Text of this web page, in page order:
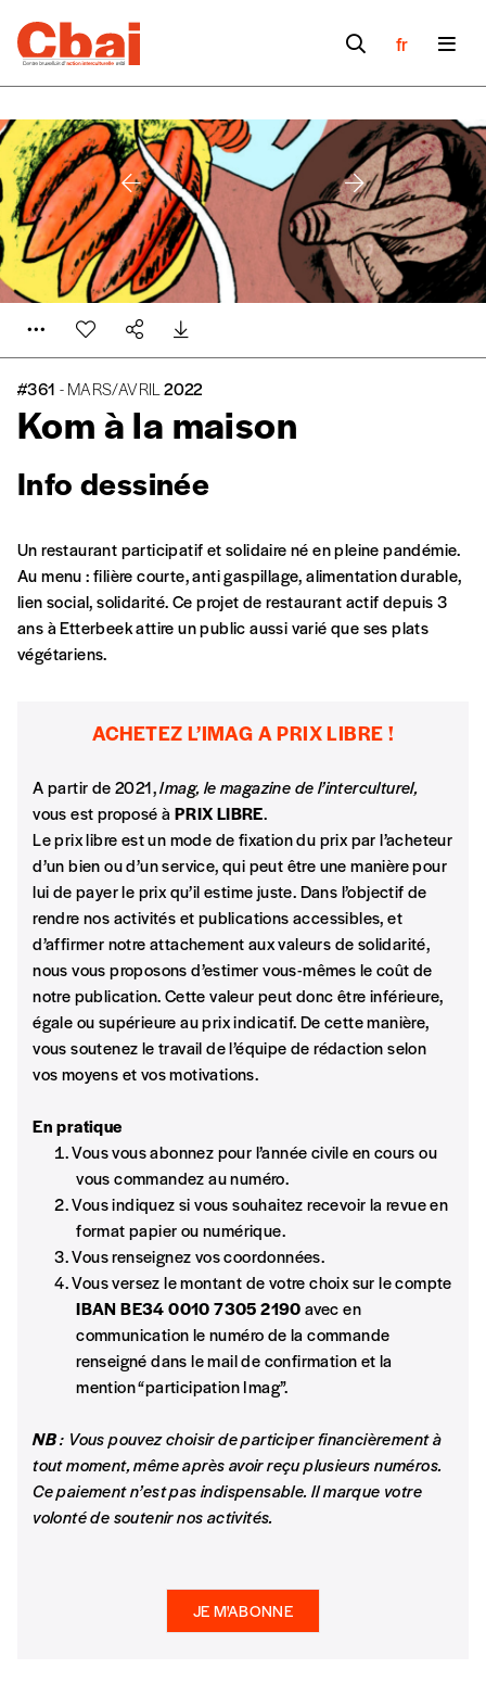
fr
#361 - MARS/AVRIL2022
Kom à la maison
Info dessinée
Se connecter
CONNEXION
Mot de passe oublié?
Créer un
compte
Formulaire de
commande
A partir de 2021,Imag, le magazine de
l’interculturel,vous est proposé àPRIX LIBRE.
Le prix libre est un mode de fixation du prix
par l’acheteur d’un bien ou d’un service, qui
peut être une manière pour lui de payer le prix
qu’il estime juste. Dans l’objectif de rendre nos
activités et publications accessibles, et
d’affirmer notre attachement aux valeurs de
solidarité, nous vous proposons d’estimer
vous-mêmes le coût de notre publication.
Cette valeur peut donc être inférieure, égale
manière, vous soutenez le travail de l’équipe
de rédaction selon vos moyens et vos
motivations.
En pratique
Vous vous abonnez pour l’année civile en
cours ou vous commandez au numéro.
Vous indiquez si vous souhaitez recevoir la
revue en format papier ou numérique.
Vous renseignez vos coordonnées.
compteIBAN BE34 0010 7305
2190avec en communication le numéro de
la commande renseigné dans le mail de
confirmation et la mention “participation
: Vous pouvez choisir de participer
Un restaurant participatif et solidaire né en pleine pandémie.
Au menu : filière courte, anti gaspillage, alimentation durable,
lien social, solidarité. Ce projet de restaurant actif depuis 3
ans à Etterbeek attire un public aussi varié que ses plats
végétariens.
ACHETEZ L’IMAG A PRIX LIBRE !
A partir de 2021,Imag, le magazine de l’interculturel,
vous est proposé à PRIX LIBRE.
Le prix libre est un mode de fixation du prix par l’acheteur
d’un bien ou d’un service, qui peut être une manière pour
lui de payer le prix qu’il estime juste. Dans l’objectif de
rendre nos activités et publications accessibles, et
d’affirmer notre attachement aux valeurs de solidarité,
nous vous proposons d’estimer vous-mêmes le coût de
notre publication. Cette valeur peut donc être inférieure,
égale ou supérieure au prix indicatif. De cette manière,
vous soutenez le travail de l’équipe de rédaction selon
vos moyens et vos motivations.
En pratique
Vous vous abonnez pour l’année civile en cours ou
vous commandez au numéro.
Vous indiquez si vous souhaitez recevoir la revue en
format papier ou numérique.
Vous renseignez vos coordonnées.
Vous versez le montant de votre choix sur le compte
IBAN BE34 0010 7305 2190avec en
communication le numéro de la commande
renseigné dans le mail de confirmation et la
mention “participation Imag”.
NB: Vous pouvez choisir de participer financièrement à
tout moment, même après avoir reçu plusieurs numéros.
Ce paiement n’est pas indispensable. Il marque votre
volonté de soutenir nos activités.
JE M'ABONNE